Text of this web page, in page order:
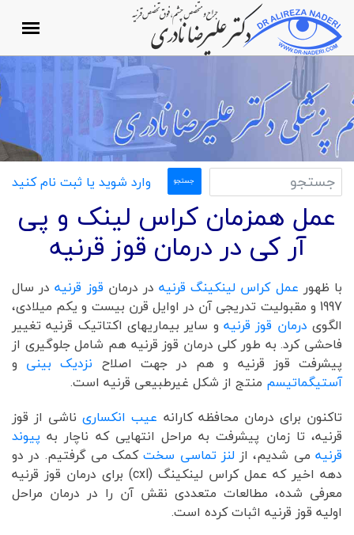
وارد شوید یا ثبت نام کنید
عمل همزمان کراس لینک و پی
آر کی در درمان قوز قرنیه
با ظهور عمل کراس لینکینگ قرنیهدر درمان قوز قرنیهدر سال
1997 و مقبولیت تدریجی آن در اوایل قرن بیست و یکم میلادی،
الگوی درمان قوز قرنیه و سایر بیماریهای اکتاتیک قرنیه تغییر
فاحشی کرد. به طور کلی درمان قوز قرنیه هم شامل جلوگیری از
پیشرفت قوز قرنیه و هم در جهت اصلاح نزدیک بینی و
آستیگماتیسم منتج از شکل غیرطبیعی قرنیه است.
تاکنون برای درمان محافظه کارانه عیب انکساریناشی از قوز
قرنیه، تا زمان پیشرفت به مراحل انتهایی که ناچار به پیوند
قرنیهمی شدیم، از لنز تماسی سختکمک می گرفتیم. در دو
دهه اخیر که عمل کراس لینکینگ (cxl) برای درمان قوز قرنیه
معرفی شده، مطالعات متعددی نقش آن را در درمان مراحل
اولیه قوز قرنیه اثبات کرده است.